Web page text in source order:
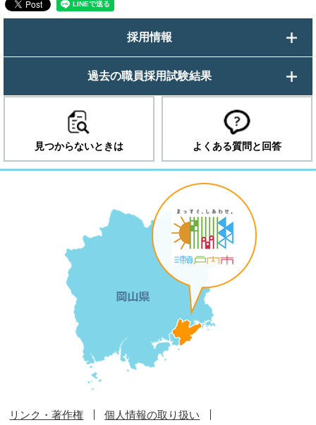
採用情報
過去の職員採用試験結果
見つからないときは よくある質問と回答
リンク・著作権
個人情報の取り扱い